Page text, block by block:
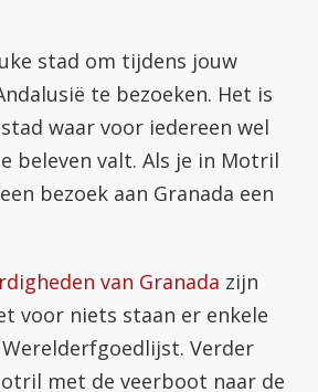
stad om tijdens jouw
te bezoeken. Het is
waar voor iedereen wel
beleven valt. Als je in Motril
bezoek aan Granada een
van Granada zijn
voor niets staan er enkele
Werelderfgoedlijst. Verder
met de veerboot naar de